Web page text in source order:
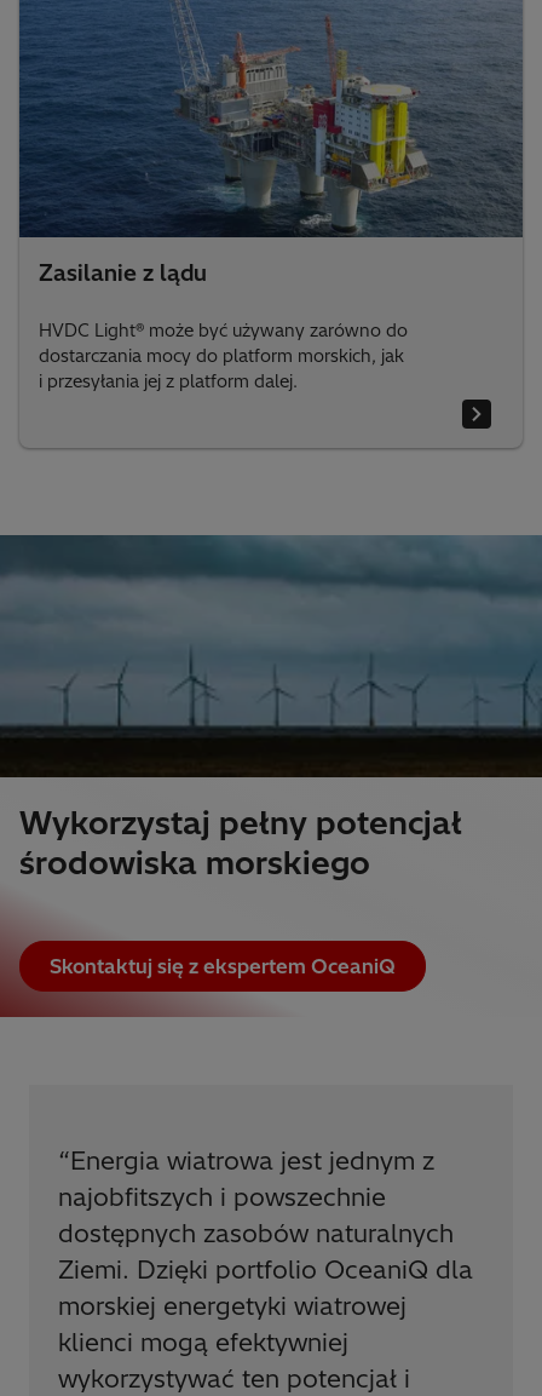
Zasilanie z lądu
HVDC Light® może być używany zarówno do
dostarczania mocy do platform morskich, jak
i przesyłania jej z platform dalej.
Wykorzystaj pełny potencjał
środowiska morskiego
Skontaktuj się z ekspertem OceaniQ
“Energia wiatrowa jest jednym z
najobfitszych i powszechnie
dostępnych zasobów naturalnych
Ziemi. Dzięki portfolio OceaniQ dla
morskiej energetyki wiatrowej
klienci mogą efektywniej
wykorzystywać ten potencjał i